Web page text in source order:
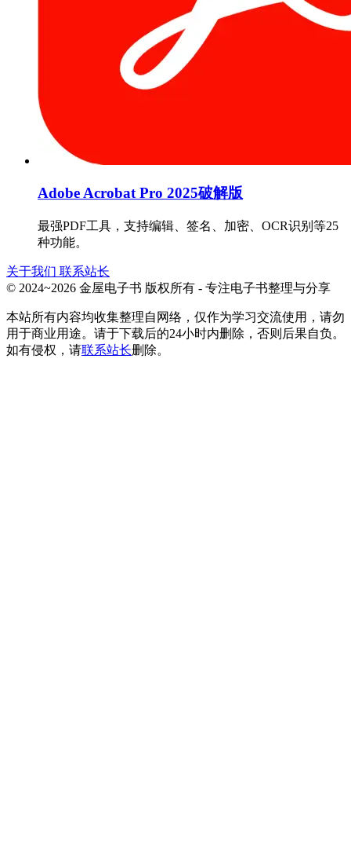
Adobe Acrobat Pro 2025破解版
最强PDF工具，支持编辑、签名、加密、OCR识别等25
种功能。
关于我们 联系站长
© 2024~2026 金屋电子书 版权所有 - 专注电子书整理与分享
本站所有内容均收集整理自网络，仅作为学习交流使用，请勿
用于商业用途。请于下载后的24小时内删除，否则后果自负。
如有侵权，请联系站长删除。